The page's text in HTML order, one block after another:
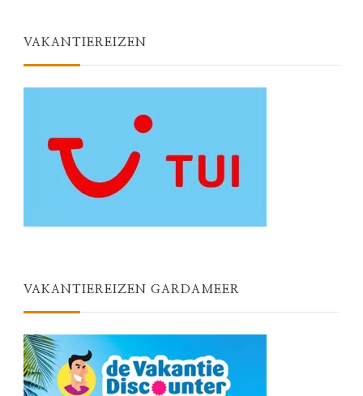
VAKANTIEREIZEN
VAKANTIEREIZEN GARDAMEER